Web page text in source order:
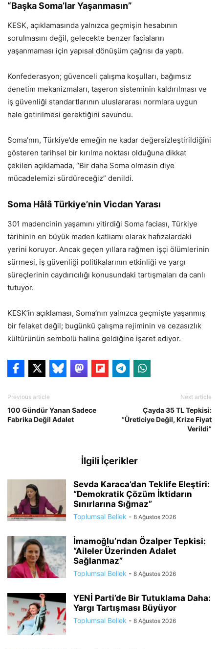
“Başka Soma’lar Yaşanmasın”
KESK, açıklamasında yalnızca geçmişin hesabının
sorulmasını değil, gelecekte benzer faciaların
yaşanmaması için yapısal dönüşüm çağrısı da yaptı.
Konfederasyon; güvenceli çalışma koşulları, bağımsız
denetim mekanizmaları, taşeron sisteminin kaldırılması ve
iş güvenliği standartlarının uluslararası normlara uygun
hale getirilmesi gerektiğini savundu.
Soma’nın, Türkiye’de emeğin ne kadar değersizleştirildiğini
gösteren tarihsel bir kırılma noktası olduğuna dikkat
çekilen açıklamada, “Bir daha Soma olmasın diye
mücadelemizi sürdüreceğiz” denildi.
Soma Hâlâ Türkiye’nin Vicdan Yarası
301 madencinin yaşamını yitirdiği Soma faciası, Türkiye
tarihinin en büyük maden katliamı olarak hafızalardaki
yerini koruyor. Ancak geçen yıllara rağmen işçi ölümlerinin
sürmesi, iş güvenliği politikalarının etkinliği ve yargı
süreçlerinin caydırıcılığı konusundaki tartışmaları da canlı
tutuyor.
KESK’in açıklaması, Soma’nın yalnızca geçmişte yaşanmış
bir felaket değil; bugünkü çalışma rejiminin ve cezasızlık
kültürünün sembolü haline geldiğine işaret ediyor.
Previous article
100 Gündür Yanan Sadece
Fabrika Değil Adalet
Next article
Çayda 35 TL Tepkisi:
“Üreticiye Değil, Krize Fiyat
Verildi”
İlgili İçerikler
Sevda Karaca’dan Teklife Eleştiri:
“Demokratik Çözüm İktidarın
Sınırlarına Sığmaz”
Toplumsal Bellek - 8 Ağustos 2026
İmamoğlu’ndan Özalper Tepkisi:
“Aileler Üzerinden Adalet
Sağlanmaz”
Toplumsal Bellek - 8 Ağustos 2026
YENİ Parti’de Bir Tutuklama Daha:
Yargı Tartışması Büyüyor
Toplumsal Bellek - 8 Ağustos 2026